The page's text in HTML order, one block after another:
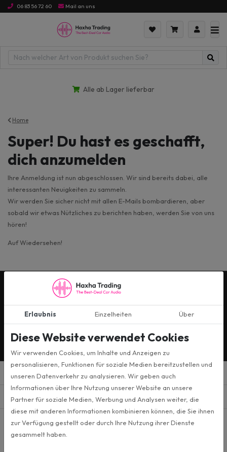
06 83 56 72 60 Mail an uns
Alle ab Lager lieferbar
Home
Super! Du hast es geschafft,
dich anzumelden
Ihre Anmeldung ist nun abgeschlossen. Wir sind bereits dabei, alle
interessanten Neuigkeiten zu sammeln.
Wir werden Sie sicher nicht mit allen E-Mails bombardieren, aber
sobald wir etwas Nützliches zu berichten haben, werden Sie von uns
hören!
Auf Wiedersehen!
Persönliche Beratung
Produkte
menu
Informiert bleiben
Folgen Sie uns auf den sozialen Medien und halten Sie sich über die
Erlaubnis Einzelheiten Über
Diese Website verwendet Cookies
Wir verwenden Cookies, um Inhalte und Anzeigen zu
personalisieren, Funktionen für soziale Medien bereitzustellen und
unseren Datenverkehr zu analysieren. Wir geben auch
Informationen über Ihre Nutzung unserer Website an unsere
Partner für soziale Medien, Werbung und Analysen weiter, die
diese mit anderen Informationen kombinieren können, die Sie ihnen
zur Verfügung gestellt oder durch Ihre Nutzung ihrer Dienste
gesammelt haben.